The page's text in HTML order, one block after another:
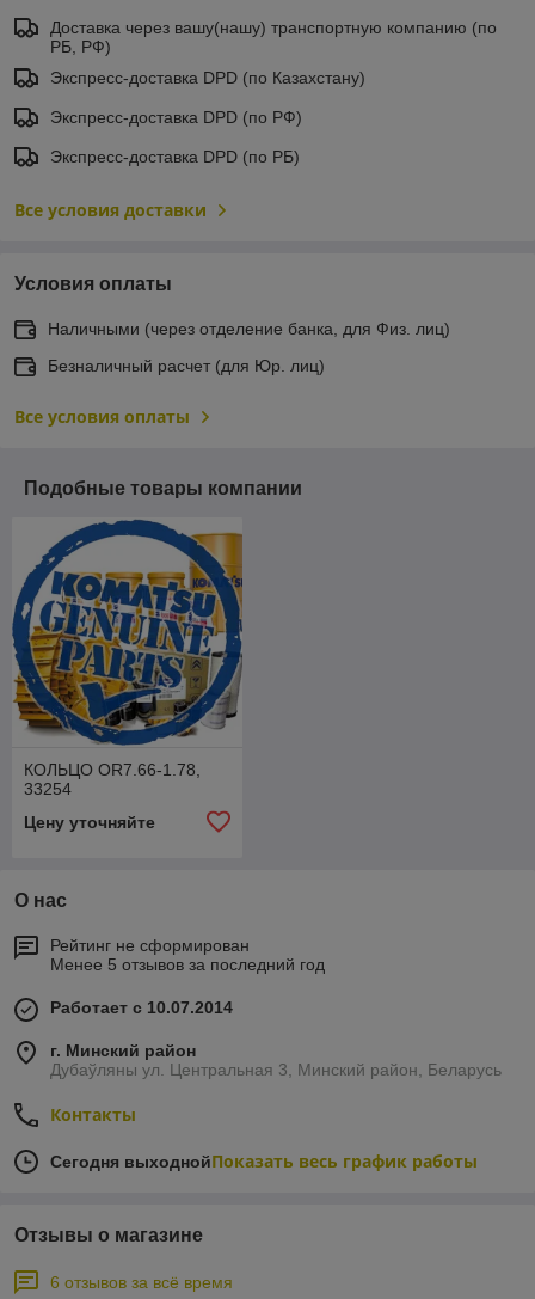
Доставка через вашу(нашу) транспортную компанию (по
РБ, РФ)
Экспресс-доставка DPD (по Казахстану)
Экспресс-доставка DPD (по РФ)
Экспресс-доставка DPD (по РБ)
Все условия доставки
Условия оплаты
Наличными (через отделение банка, для Физ. лиц)
Безналичный расчет (для Юр. лиц)
Все условия оплаты
Подобные товары компании
КОЛЬЦО OR7.66-1.78,
33254
Цену уточняйте
О нас
Рейтинг не сформирован
Менее 5 отзывов за последний год
Работает с 10.07.2014
г. Минский район
Дубаўляны ул. Центральная 3, Минский район, Беларусь
Контакты
Сегодня выходнойПоказать весь график работы
Отзывы о магазине
6 отзывов за всё время